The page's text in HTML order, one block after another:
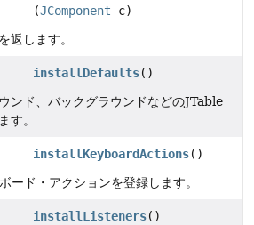
(JComponent c)
返します。
installDefaults()
ンド、バックグラウンドなどのJTable
す。
installKeyboardActions()
ード・アクションを登録します。
installListeners()